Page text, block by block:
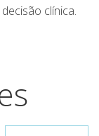
clínica.